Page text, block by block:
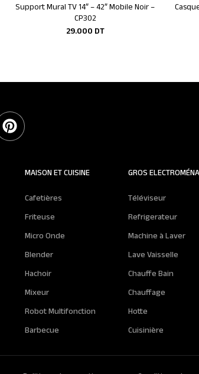
Ajouter au panier
Support Mural TV 14″ – 42″ Mobile Noir –
CP302
29.000 DT
MAISON ET CUISINE
Cafetières
Friteuse
Micro Onde
Blender
Hachoir
Mixeur
Robot Multifonction
Barbecue
GROS
Téléviseur
Refrigerateur
Machine à Laver
Lave Vaisselle
Chauffe Bain
Chauffage
Hotte
Cuisinière